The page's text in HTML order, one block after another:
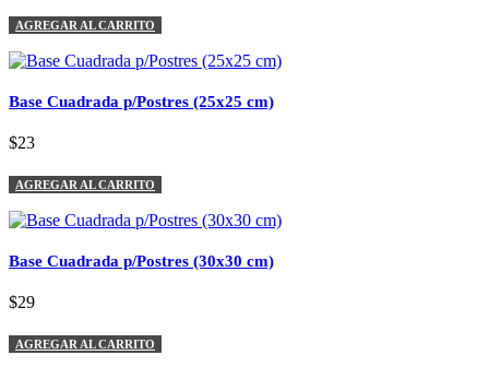
AGREGAR AL CARRITO
Base Cuadrada p/Postres (25x25 cm)
$23
AGREGAR AL CARRITO
Base Cuadrada p/Postres (30x30 cm)
$29
AGREGAR AL CARRITO